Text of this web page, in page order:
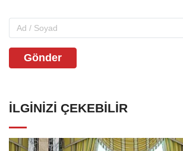
Gönder
İLGINIZI ÇEKEBILIR